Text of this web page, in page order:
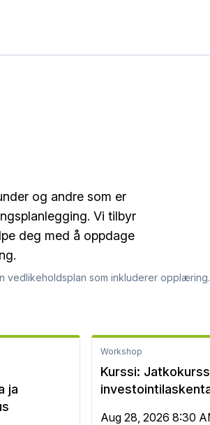
og andre som er
Vi tilbyr
deg med å oppdage
vedlikeholdsplan som inkluderer opplæring.
ja
Workshop
Kurssi:
Aug 28, 2026 8:30